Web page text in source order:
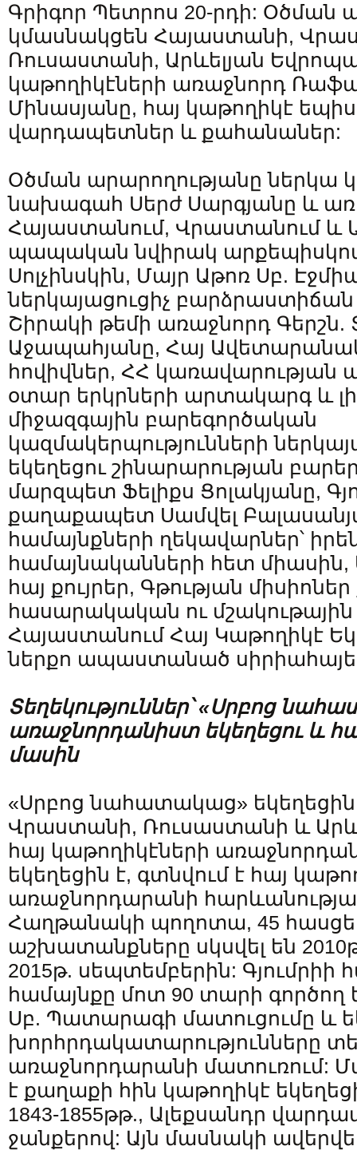
Գրիգոր Պետրոս 20-րդի: Օծման
կմասնակցեն Հայաստանի,
Ռուսաստանի, Արևելյան
կաթողիկէների առաջնորդ
Մինասյանը, հայ կաթողիկէ
վարդապետներ և քահանաներ:
Օծման արարողությանը ներկա
նախագահ Սերժ Սարգյանը և
Հայաստանում, Վրաստանում և
պապական նվիրակ
Սոլչինսկին, Մայր Աթոռ Սբ.
ներկայացուցիչ
Շիրակի թեմի առաջնորդ Գերշն.
Աջապահյանը, Հայ
հովիվներ, ՀՀ կառավարության
օտար երկրների արտակարգ և
միջազգային բարեգործական
կազմակերպությունների
եկեղեցու շինարարության
մարզպետ Ֆելիքս Ցոլակյանը,
քաղաքապետ Սամվել
համայնքների ղեկավարներ՝
համայնականների հետ
հայ քույրեր, Գթության միսիոներ
հասարակական ու մշակութային
Հայաստանում Հայ Կաթողիկէ
ներքո ապաստանած
Տեղեկություններ՝«Սրբոց
առաջնորդանիստ եկեղեցու և
մասին
«Սրբոց նահատակաց»
Վրաստանի, Ռուսաստանի և
հայ կաթողիկէների
եկեղեցին է, գտնվում է հայ
առաջնորդարանի
Հաղթանակի պողոտա, 45
աշխատանքները սկսվել են
2015թ. սեպտեմբերին: Գյումրիի
համայնքը մոտ 90 տարի գործող
Սբ. Պատարագի մատուցումը և
խորհրդակատարությունները
առաջնորդարանի մատուռում:
է քաղաքի հին կաթողիկէ
1843-1855թթ., Ալեքսանդր
ջանքերով: Այն մասնակի